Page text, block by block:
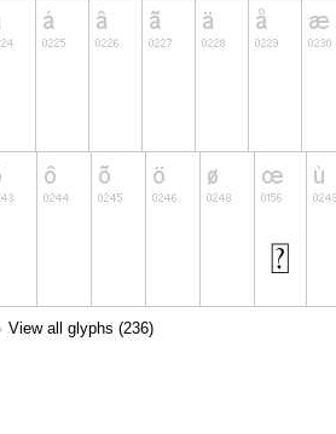
View all glyphs (236)